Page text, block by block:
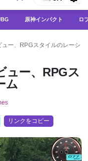
原神インパクト ロ
ュー、RPGスタイルのレーシ
ュー、RPGス
ム
リンクをコピー